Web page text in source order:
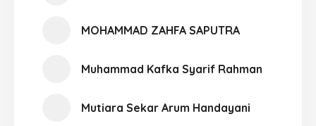
MOHAMMAD ZAHFA SAPUTRA
Muhammad Kafka Syarif Rahman
Mutiara Sekar Arum Handayani